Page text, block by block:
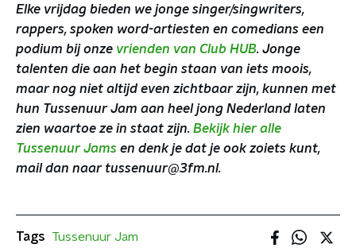
Elke vrijdag bieden we jonge singer/singwriters,
rappers, spoken word-artiesten en comedians een
podium bij onze vrienden van Club HUB. Jonge
talenten die aan het begin staan van iets moois,
maar nog niet altijd even zichtbaar zijn, kunnen met
hun Tussenuur Jam aan heel jong Nederland laten
zien waartoe ze in staat zijn. Bekijk hier alle
Tussenuur Jams en denk je dat je ook zoiets kunt,
mail dan naar tussenuur@3fm.nl.
Tags
Tussenuur Jam